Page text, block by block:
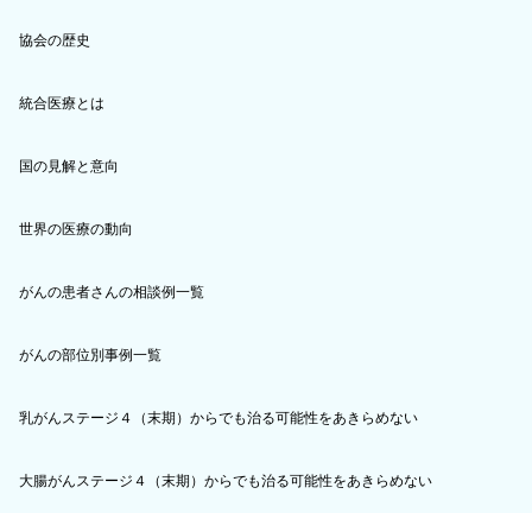
協会の歴史
統合医療とは
国の見解と意向
世界の医療の動向
がんの患者さんの相談例一覧
がんの部位別事例一覧
乳がんステージ４（末期）からでも治る可能性をあきらめない
大腸がんステージ４（末期）からでも治る可能性をあきらめない